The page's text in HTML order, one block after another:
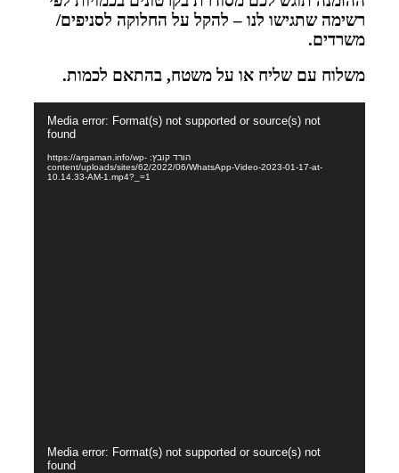
רשימה שתגישו לנו – להקל על החלוקה לסניפים/
משרדים.
משלוח עם שליח או על משטח, בהתאם לכמות.
Media error: Format(s) not supported or source(s) not
found
הורד קובץ: https://argaman.info/wp-
content/uploads/sites/62/2022/06/WhatsApp-Video-2023-01-17-at-
10.14.33-AM-1.mp4?_=1
Media error: Format(s) not supported or source(s) not
found